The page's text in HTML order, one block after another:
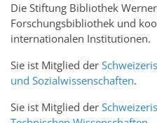
Die Stiftung Bibliothek
Forschungsbibliothek und
internationalen Institutionen.
Sie ist Mitglied der
und Sozialwissenschaften.
Sie ist Mitglied der